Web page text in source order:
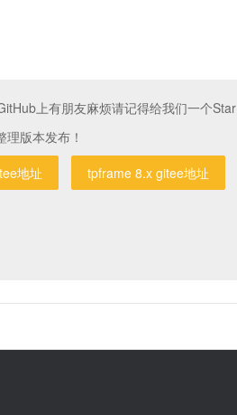
上有朋友麻烦请记得给我们一个Star
版本发布！
地址 tpframe 8.x gitee地址